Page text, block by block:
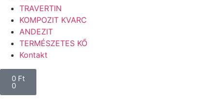
TRAVERTIN
KOMPOZIT KVARC
ANDEZIT
TERMÉSZETES KŐ
Kontakt
0 Ft
0